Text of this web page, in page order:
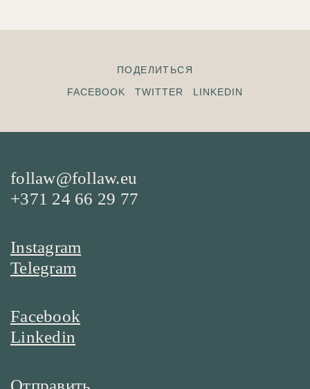
ПОДЕЛИТЬСЯ
FACEBOOK
TWITTER LINKEDIN
follaw@follaw.eu
+371 24 66 29 77
Instagram
Telegram
Facebook
Linkedin
Отправить